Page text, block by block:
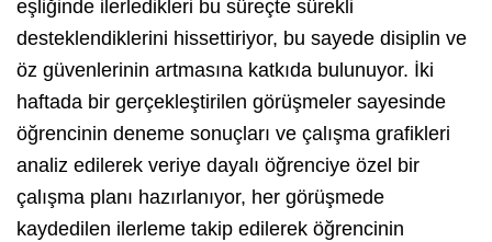
eşliğinde ilerledikleri bu süreçte sürekli
desteklendiklerini hissettiriyor, bu sayede disiplin ve
öz güvenlerinin artmasına katkıda bulunuyor. İki
haftada bir gerçekleştirilen görüşmeler sayesinde
öğrencinin deneme sonuçları ve çalışma grafikleri
analiz edilerek veriye dayalı öğrenciye özel bir
çalışma planı hazırlanıyor, her görüşmede
kaydedilen ilerleme takip edilerek öğrencinin